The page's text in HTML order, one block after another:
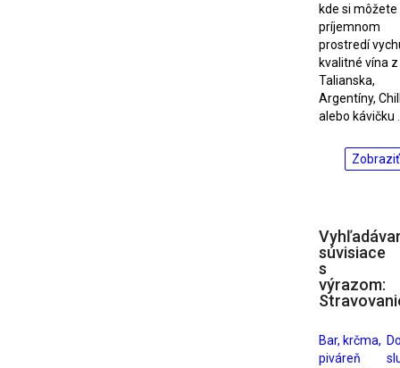
kde si môžete
príjemnom
prostredí
kvalitné vína z
Talianska,
Argentíny,
alebo kávičku
súvisiace
s
výrazom:
Bar, krčma,
piváreň